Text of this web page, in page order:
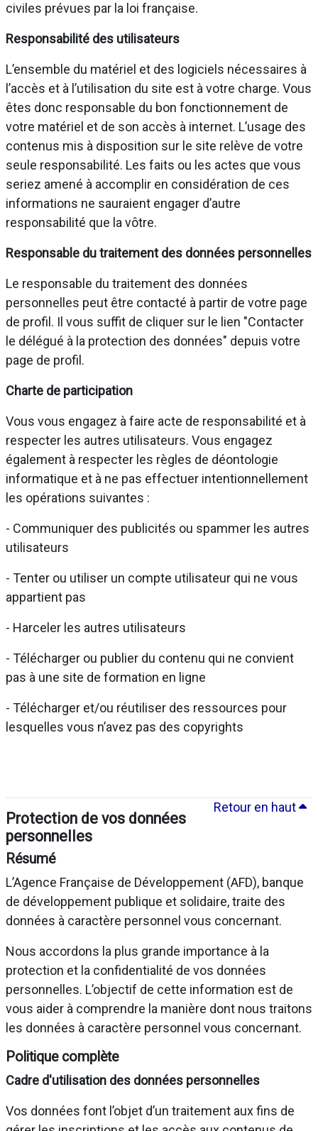
civiles prévues par la loi française.
Responsabilité des utilisateurs
L’ensemble du matériel et des logiciels nécessaires à
l’accès et à l’utilisation du site est à votre charge. Vous
êtes donc responsable du bon fonctionnement de
votre matériel et de son accès à internet. L’usage des
contenus mis à disposition sur le site relève de votre
seule responsabilité. Les faits ou les actes que vous
seriez amené à accomplir en considération de ces
informations ne sauraient engager d’autre
responsabilité que la vôtre.
Responsable du traitement des données personnelles
Le responsable du traitement des données
personnelles peut être contacté à partir de votre page
de profil. Il vous suffit de cliquer sur le lien "Contacter
le délégué à la protection des données" depuis votre
page de profil.
Charte de participation
Vous vous engagez à faire acte de responsabilité et à
respecter les autres utilisateurs. Vous engagez
également à respecter les règles de déontologie
informatique et à ne pas effectuer intentionnellement
les opérations suivantes :
- Communiquer des publicités ou spammer les autres
utilisateurs
- Tenter ou utiliser un compte utilisateur qui ne vous
appartient pas
- Harceler les autres utilisateurs
- Télécharger ou publier du contenu qui ne convient
pas à une site de formation en ligne
- Télécharger et/ou réutiliser des ressources pour
lesquelles vous n’avez pas des copyrights
Retour en haut
Protection de vos données
personnelles
Résumé
L’Agence Française de Développement (AFD), banque
de développement publique et solidaire, traite des
données à caractère personnel vous concernant.
Nous accordons la plus grande importance à la
protection et la confidentialité de vos données
personnelles. L’objectif de cette information est de
vous aider à comprendre la manière dont nous traitons
les données à caractère personnel vous concernant.
Politique complète
Cadre d'utilisation des données personnelles
Vos données font l’objet d’un traitement aux fins de